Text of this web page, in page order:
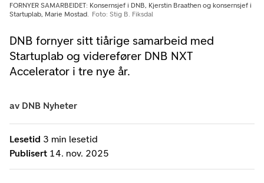
DNB fornyer sitt tiårige samarbeid med
Startuplab og viderefører DNB NXT
Accelerator i tre nye år.
FORNYER SAMARBEIDET: Konsernsjef i DNB, Kjerstin Braathen og konsernsjef i
Startuplab, Marie Mostad.
Foto: Stig B. Fiksdal
Lesetid 3 min lesetid
Publisert 14. nov. 2025
av DNB Nyheter